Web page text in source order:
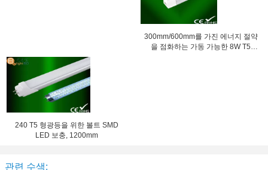
300mm/600mm를 가진 에너지 절약
을 점화하는 가동 가능한 8W T5
240 T5 형광등을 위한 볼트 SMD
LED 보충, 1200mm
관련 수색: